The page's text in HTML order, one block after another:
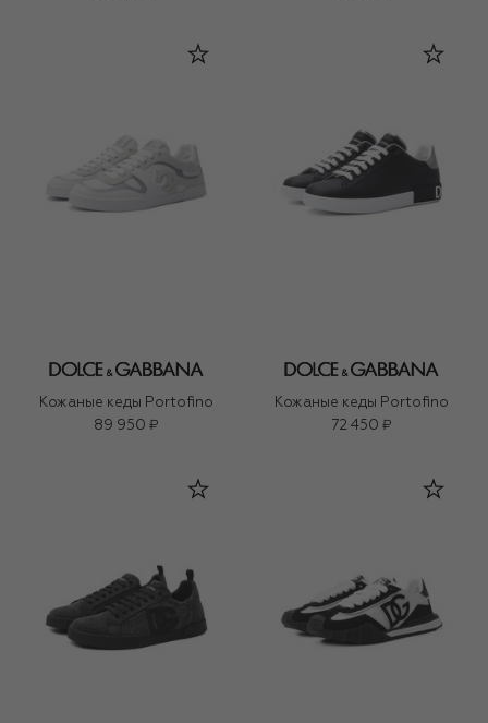
Кожаные кеды Portofino
89 950 ₽
Кожаные кеды Portofino
72 450 ₽